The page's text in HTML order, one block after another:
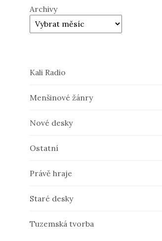
Archivy
Kali Radio
Menšinové žánry
Nové desky
Ostatní
Právě hraje
Staré desky
Tuzemská tvorba